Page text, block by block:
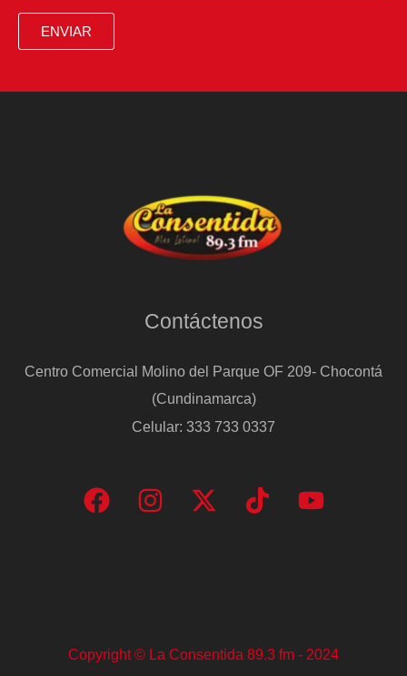
ENVIAR
Contáctenos
Centro Comercial Molino del Parque OF 209- Chocontá
(Cundinamarca)
Celular: 333 733 0337
Copyright © La Consentida 89.3 fm - 2024